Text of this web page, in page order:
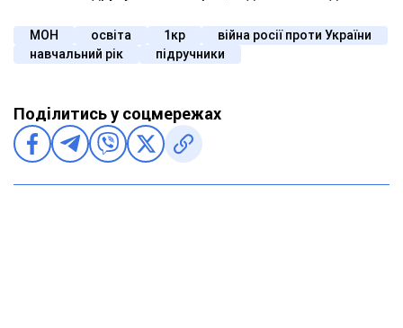
МОН освіта 1кр
війна росії проти України
навчальний рік
підручники
Поділитись у соцмережах